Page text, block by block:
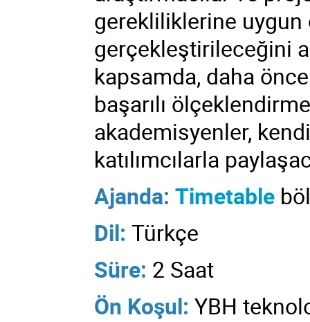
gerekliliklerine
gerçekleştirileceğini
kapsamda, daha
başarılı
akademisyenler,
katılımcılarla
Ajanda: Timetable
Dil: Türkçe
Süre: 2 Saat
Ön Koşul: YBH